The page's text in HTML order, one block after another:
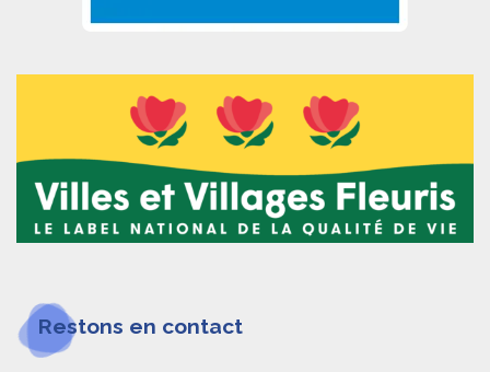
Restons en contact